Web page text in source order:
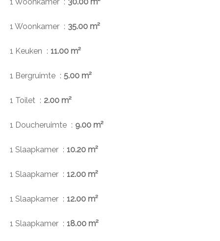
1 Woonkamer 35.00 m²
1 Keuken 11.00 m²
1 Bergruimte 5.00 m²
1 Toilet 2.00 m²
1 Doucheruimte 9.00 m²
1 Slaapkamer 10.20 m²
1 Slaapkamer 12.00 m²
1 Slaapkamer 12.00 m²
1 Slaapkamer 18.00 m²